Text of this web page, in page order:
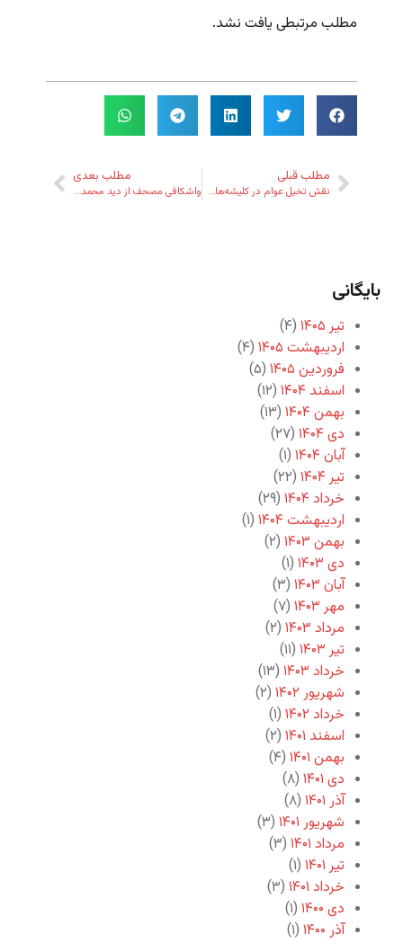
مطلب مرتبطی یافت نشد.
مطلب قبلی
نقش تخیل عوام در کلیشه‌های مؤمنانه
مطلب بعدی
واشکافی مصحف از دید محمد ارکون
بایگانی
تیر ۱۴۰۵
(۴)
اردیبهشت ۱۴۰۵
(۴)
فروردین ۱۴۰۵
(۵)
اسفند ۱۴۰۴
(۱۲)
بهمن ۱۴۰۴
(۱۳)
دی ۱۴۰۴
(۲۷)
آبان ۱۴۰۴
(۱)
تیر ۱۴۰۴
(۲۲)
خرداد ۱۴۰۴
(۲۹)
اردیبهشت ۱۴۰۴
(۱)
بهمن ۱۴۰۳
(۲)
دی ۱۴۰۳
(۱)
آبان ۱۴۰۳
(۳)
مهر ۱۴۰۳
(۷)
مرداد ۱۴۰۳
(۲)
تیر ۱۴۰۳
(۱۱)
خرداد ۱۴۰۳
(۱۳)
شهریور ۱۴۰۲
(۲)
خرداد ۱۴۰۲
(۱)
اسفند ۱۴۰۱
(۲)
بهمن ۱۴۰۱
(۴)
دی ۱۴۰۱
(۸)
آذر ۱۴۰۱
(۸)
شهریور ۱۴۰۱
(۳)
مرداد ۱۴۰۱
(۳)
تیر ۱۴۰۱
(۱)
خرداد ۱۴۰۱
(۳)
دی ۱۴۰۰
(۱)
آذر ۱۴۰۰
(۱)